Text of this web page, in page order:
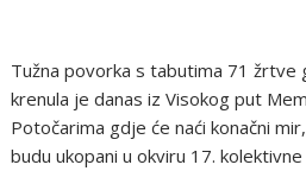
Tužna povorka s tabutima 71 žrtve
krenula je danas iz Visokog put
Potočarima gdje će naći konačni
budu ukopani u okviru 17.